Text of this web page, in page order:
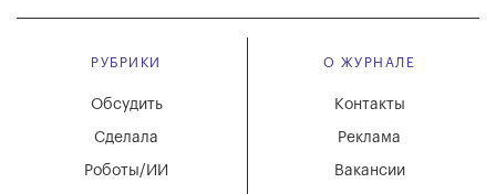
РУБРИКИ
Обсудить
Сделала
Роботы/ИИ
О ЖУРНАЛЕ
Вакансии
Реклама
Контакты